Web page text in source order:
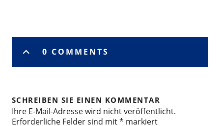
0 COMMENTS
SCHREIBEN SIE EINEN KOMMENTAR
Ihre E-Mail-Adresse wird nicht veröffentlicht.
Erforderliche Felder sind mit* markiert